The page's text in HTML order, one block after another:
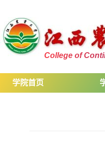
College of
学院首页